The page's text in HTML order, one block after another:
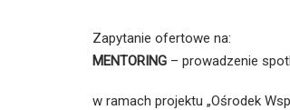
Zapytanie ofertowe na:
MENTORING – prowadzenie
w ramach projektu „Ośrodek